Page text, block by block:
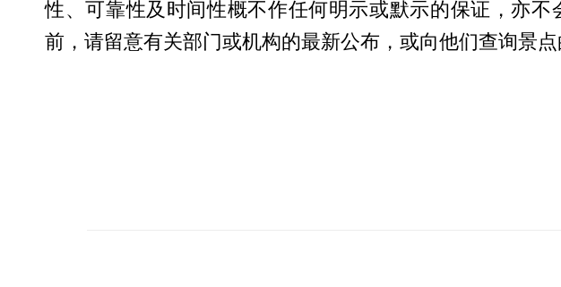
性、可靠性及时间性概不作任何明示或默示的保证，亦
前，请留意有关部门或机构的最新公布，或向他们查询景点